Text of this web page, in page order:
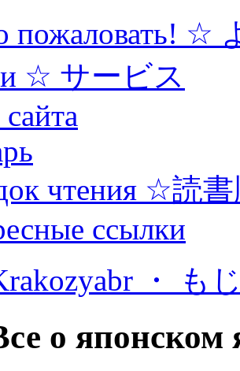
пожаловать! ☆
☆ サービス
чтения ☆読
ссылки
・ も
о японском